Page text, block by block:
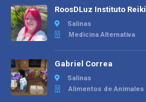
RoosDLuz Instituto Reiki
Salinas
Medicina Alternativa
Gabriel Correa
Salinas
Alimentos de Animales